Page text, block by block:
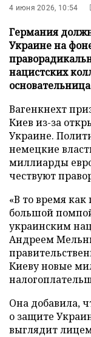
4 июня 2026, 10:54
Германия
Украине на
нацистских
Вагенкнехт
Киев из-за
Украине.
немецкие
миллиарды
чествуют
«В то время как
большой
украинским
Андреем
Киеву новые
Она добавила,
о защите
выглядит